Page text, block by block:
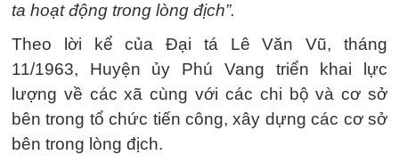
ta hoạt động trong lòng địch”.
Theo lời kể của Đại tá Lê Văn Vũ, tháng
11/1963, Huyện ủy Phú Vang triển khai lực
lượng về các xã cùng với các chi bộ và cơ sở
bên trong tổ chức tiến công, xây dựng các cơ sở
bên trong lòng địch.